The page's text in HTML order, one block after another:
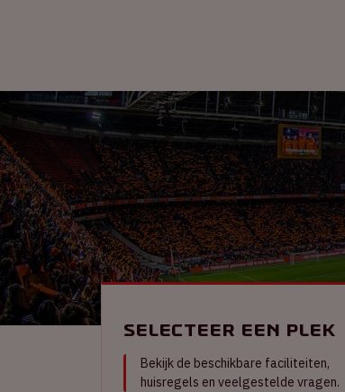
Selecteer een plek
Bekijk de beschikbare faciliteiten,
huisregels en veelgestelde vragen.